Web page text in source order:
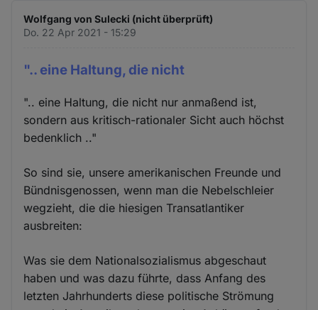
Wolfgang von Sulecki (nicht überprüft)
Do. 22 Apr 2021 - 15:29
".. eine Haltung, die nicht
".. eine Haltung, die nicht nur anmaßend ist,
sondern aus kritisch-rationaler Sicht auch höchst
bedenklich .."
So sind sie, unsere amerikanischen Freunde und
Bündnisgenossen, wenn man die Nebelschleier
wegzieht, die die hiesigen Transatlantiker
ausbreiten:
Was sie dem Nationalsozialismus abgeschaut
haben und was dazu führte, dass Anfang des
letzten Jahrhunderts diese politische Strömung